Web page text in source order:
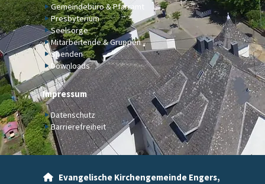
Gemeindebüro & Pfarramt
Presbyterium
Seelsorge
Mitarbeitende & Gruppen
Spenden
Downloads
Impressum
Datenschutz
Barrierefreiheit

Evangelische Kirchengemeinde Engers,